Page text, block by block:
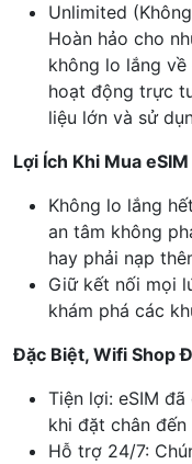
Unlimited
Hoàn hảo cho
không lo lắng
hoạt động trực
liệu lớn và sử
Lợi Ích Khi Mua
Không lo lắng
an tâm không
hay phải nạp
Giữ kết nối mọi
khám phá các
Đặc Biệt, Wifi Shop
Tiện lợi: eSIM
khi đặt chân đến
Hỗ trợ 24/7: